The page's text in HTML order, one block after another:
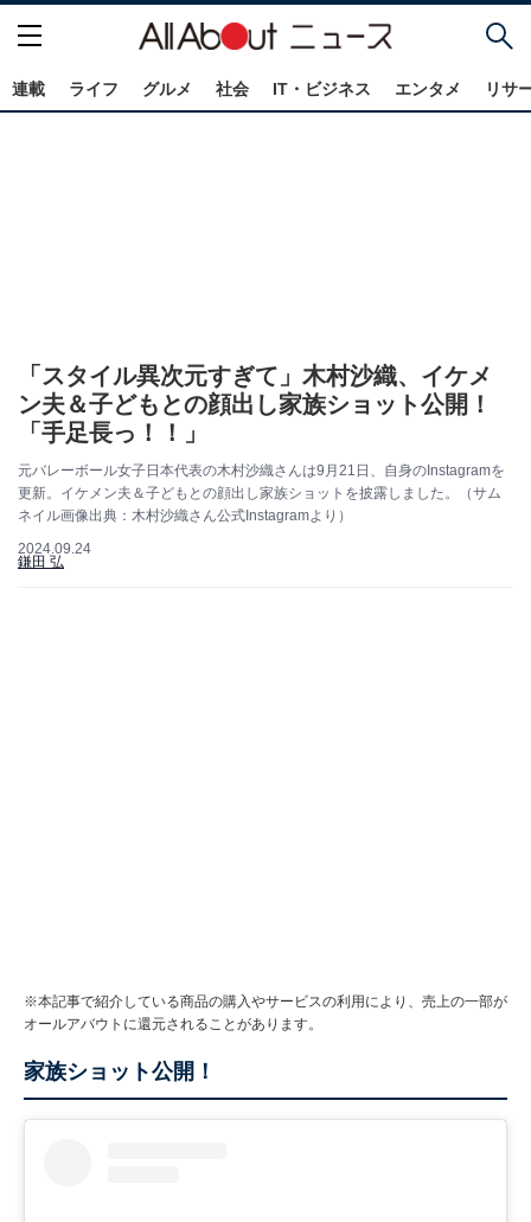
連載 ライフ グルメ 社会 IT・ビジネス エンタメ リサ
「スタイル異次元すぎて」木村沙織、イケメ
ン夫＆子どもとの顔出し家族ショット公開！
「手足長っ！！」
元バレーボール女子日本代表の木村沙織さんは9月21日、自身のInstagramを
更新。イケメン夫＆子どもとの顔出し家族ショットを披露しました。（サム
ネイル画像出典：木村沙織さん公式Instagramより）
2024.09.24
鎌田 弘
※本記事で紹介している商品の購入やサービスの利用により、売上の一部が
オールアバウトに還元されることがあります。
家族ショット公開！